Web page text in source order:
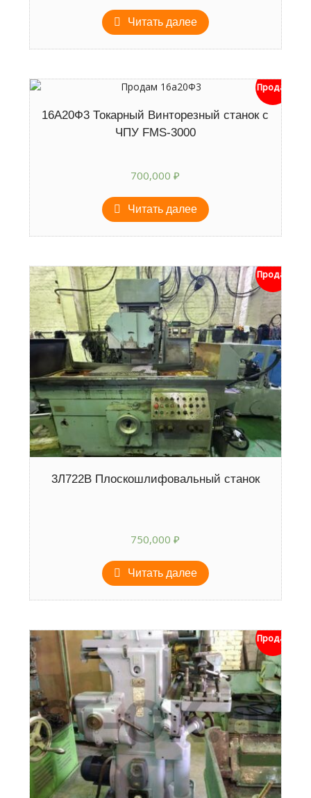
Читать далее
Продан
16А20Ф3 Токарный Винторезный станок с
ЧПУ FMS-3000
700,000₽
Читать далее
Продан
3Л722В Плоскошлифовальный станок
750,000₽
Читать далее
Продан